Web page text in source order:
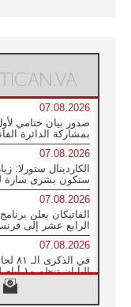
07.08.2026
صدور بيان ختامي
بمشاركة الدائرة
07.08.2026
الكاردينال ستورلا:
ستكون بشرى سارة
07.08.2026
الفاتيكان يعلن
الرابع عشر إلى
07.08.2026
في
اليابان تنظم ١٠ أيام للصلاة على نية السلام